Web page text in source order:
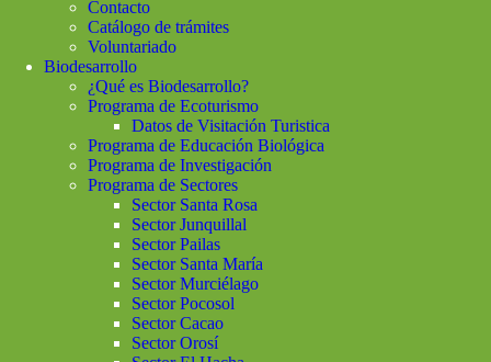
Contacto
Catálogo de trámites
Voluntariado
Biodesarrollo
¿Qué es Biodesarrollo?
Programa de Ecoturismo
Datos de Visitación Turistica
Programa de Educación Biológica
Programa de Investigación
Programa de Sectores
Sector Santa Rosa
Sector Junquillal
Sector Pailas
Sector Santa María
Sector Murciélago
Sector Pocosol
Sector Cacao
Sector Orosí